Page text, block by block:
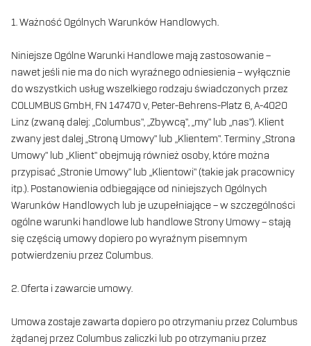
1. Ważność Ogólnych Warunków Handlowych.
Niniejsze Ogólne Warunki Handlowe mają zastosowanie –
nawet jeśli nie ma do nich wyraźnego odniesienia – wyłącznie
do wszystkich usług wszelkiego rodzaju świadczonych przez
COLUMBUS GmbH, FN 147470 v, Peter-Behrens-Platz 6, A-4020
Linz (zwaną dalej: „Columbus”, „Zbywcą”, „my” lub „nas”). Klient
zwany jest dalej „Stroną Umowy” lub „Klientem”. Terminy „Strona
Umowy” lub „Klient” obejmują również osoby, które można
przypisać „Stronie Umowy” lub „Klientowi” (takie jak pracownicy
itp.). Postanowienia odbiegające od niniejszych Ogólnych
Warunków Handlowych lub je uzupełniające – w szczególności
ogólne warunki handlowe lub handlowe Strony Umowy – stają
się częścią umowy dopiero po wyraźnym pisemnym
potwierdzeniu przez Columbus.
2. Oferta i zawarcie umowy.
Umowa zostaje zawarta dopiero po otrzymaniu przez Columbus
żądanej przez Columbus zaliczki lub po otrzymaniu przez